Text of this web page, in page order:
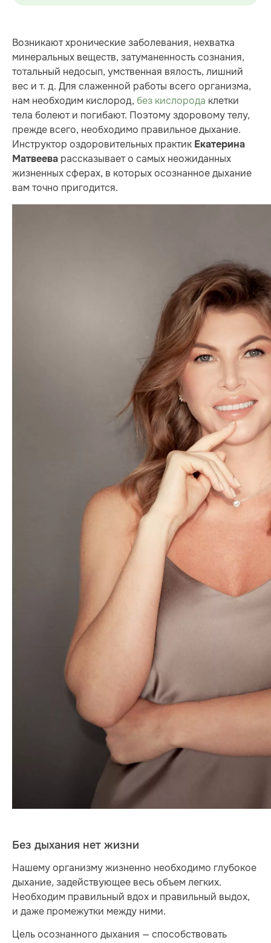
Возникают хронические заболевания, нехватка
минеральных веществ, затуманенность сознания,
тотальный недосып, умственная вялость, лишний
вес и т. д. Для слаженной работы всего организма,
нам необходим кислород, без кислорода клетки
тела болеют и погибают. Поэтому здоровому телу,
прежде всего, необходимо правильное дыхание.
Инструктор оздоровительных практик Екатерина
Матвеева рассказывает о самых неожиданных
жизненных сферах, в которых осознанное дыхание
вам точно пригодится.
Без дыхания нет жизни
Нашему организму жизненно необходимо глубокое
дыхание, задействующее весь объем легких.
Необходим правильный вдох и правильный выдох,
и даже промежутки между ними.
Цель осознанного дыхания — способствовать